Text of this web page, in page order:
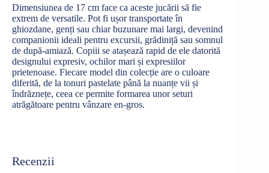
Dimensiunea de 17 cm face ca aceste jucării să fie
extrem de versatile. Pot fi ușor transportate în
ghiozdane, genți sau chiar buzunare mai largi, devenind
companionii ideali pentru excursii, grădiniță sau somnul
de după-amiază. Copiii se atașează rapid de ele datorită
designului expresiv, ochilor mari și expresiilor
prietenoase. Fiecare model din colecție are o culoare
diferită, de la tonuri pastelate până la nuanțe vii și
îndrăznețe, ceea ce permite formarea unor seturi
atrăgătoare pentru vânzare en-gros.
Recenzii